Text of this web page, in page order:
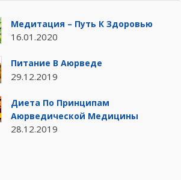
Медитация – Путь К Здоровью
16.01.2020
Питание В Аюрведе
29.12.2019
Диета По Принципам
Аюрведической Медицины
28.12.2019